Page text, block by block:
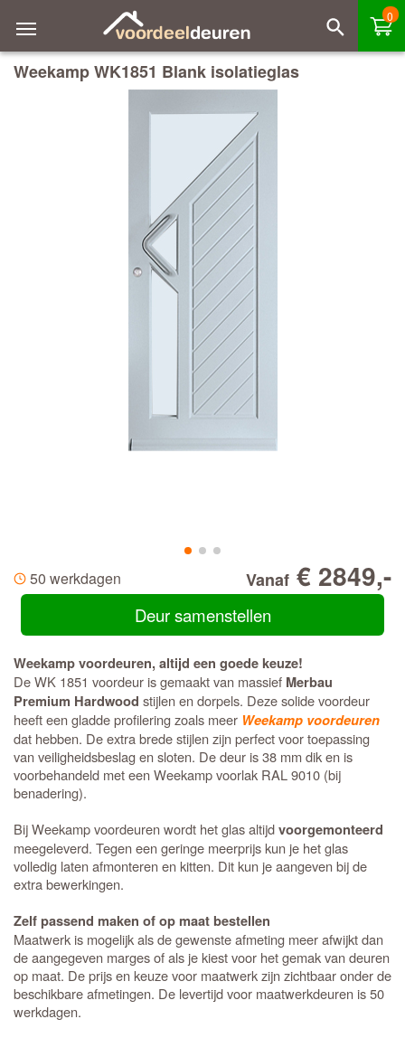
0
Weekamp WK1851 Blank isolatieglas
50 werkdagen Vanaf € 2849,-
Deur samenstellen
Weekamp voordeuren, altijd een goede keuze!
De WK 1851 voordeur is gemaakt van massief Merbau
Premium Hardwood stijlen en dorpels. Deze solide voordeur
heeft een gladde profilering zoals meer Weekamp voordeuren
dat hebben. De extra brede stijlen zijn perfect voor toepassing
van veiligheidsbeslag en sloten. De deur is 38 mm dik en is
voorbehandeld met een Weekamp voorlak RAL 9010 (bij
benadering).
Bij Weekamp voordeuren wordt het glas altijdvoorgemonteerd
meegeleverd. Tegen een geringe meerprijs kun je het glas
volledig laten afmonteren en kitten. Dit kun je aangeven bij de
extra bewerkingen.
Zelf passend maken of op maat bestellen
Maatwerk is mogelijk als de gewenste afmeting meer afwijkt dan
de aangegeven marges of als je kiest voor het gemak van deuren
op maat. De prijs en keuze voor maatwerk zijn zichtbaar onder de
beschikbare afmetingen. De levertijd voor maatwerkdeuren is 50
werkdagen.